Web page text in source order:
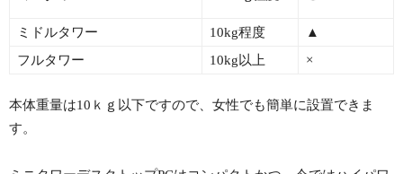
ミドルタワー 10kg程度
▲
フルタワー
10kg以上 ×
本体重量は10ｋｇ以下ですので、女性でも簡単に設置できま
す。